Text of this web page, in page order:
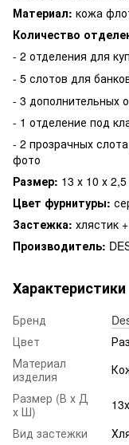
Материал: кожа
Количество
- 2 отделения для
- 5 слотов для
- 3 дополнительных
- 1 отделение под
- 2 прозрачных
фото
Размер: 13 х 10 х
Цвет фурнитуры:
Застежка: хлястик
Производитель:
Характеристики
Бренд
Цвет
Материал
изделия
Размер (В х Д
х Ш)
Вид застежки